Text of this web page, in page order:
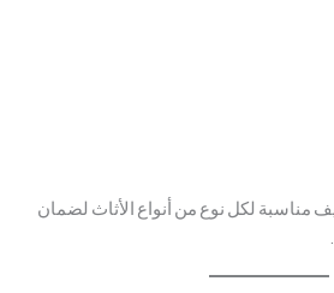
مناسبة لكل نوع من أنواع الأثاث لضمان